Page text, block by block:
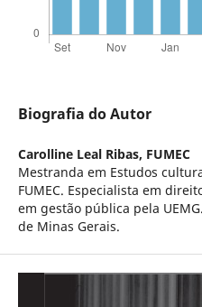
Biografia do Autor
Carolline Leal Ribas, FUMEC
Mestranda em Estudos
FUMEC. Especialista em
em gestão pública pela
de Minas Gerais.